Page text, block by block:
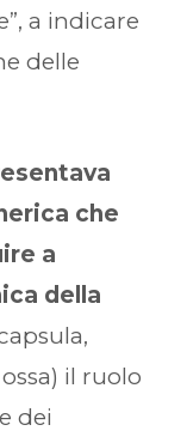
a indicare
delle
che
a
della
il ruolo
dei